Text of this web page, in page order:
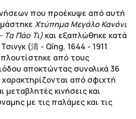
που προέκυψε από αυτή
Χτύπημα Μεγάλο Κανόνι
Τα Πάο Τι) και εξαπλώθηκε κατά
(清 - Qīng, 1644 - 1911
από τους
αποκτώντας συνολικά 36
χαρακτηρίζονται από σφιχτή
μεταβλητές κινήσεις και
με τις παλάμες και τις